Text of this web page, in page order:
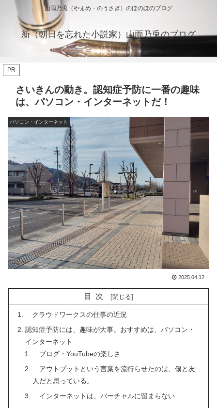
山雨乃兎（やまめ・のうさぎ）のほのぼのブログ
新（朝日を忘れた小説家）山雨乃兎のブログ
PR
さいきんの動き。認知症予防に一番の趣味
は、パソコン・インターネットだ！
パソコン・インターネット
2025.04.12
目次
クラウドワークスの仕事の近況
認知症予防には、趣味が大事。おすすめは、パソコン・
インターネット
ブログ・YouTubeの楽しさ
アウトプットという言葉を流行らせたのは、僕と友
人だと思っている。
インターネットは、バーチャルに留まらない